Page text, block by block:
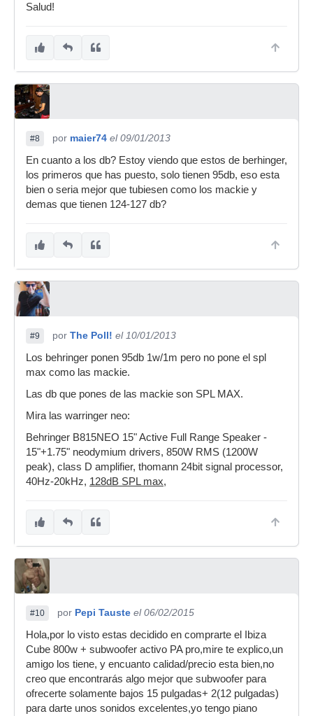
Salud!
#8 por maier74 el 09/01/2013
En cuanto a los db? Estoy viendo que estos de berhinger,
los primeros que has puesto, solo tienen 95db, eso esta
bien o seria mejor que tubiesen como los mackie y
demas que tienen 124-127 db?
#9 por The Poll! el 10/01/2013
Los behringer ponen 95db 1w/1m pero no pone el spl
max como las mackie.
Las db que pones de las mackie son SPL MAX.
Mira las warringer neo:
Behringer B815NEO 15" Active Full Range Speaker -
15"+1.75" neodymium drivers, 850W RMS (1200W
peak), class D amplifier, thomann 24bit signal processor,
40Hz-20kHz, 128dB SPL max,
#10 por Pepi Tauste el 06/02/2015
Hola,por lo visto estas decidido en comprarte el Ibiza
Cube 800w + subwoofer activo PA pro,mire te explico,un
amigo los tiene, y encuanto calidad/precio esta bien,no
creo que encontrarás algo mejor que subwoofer para
ofrecerte solamente bajos 15 pulgadas+ 2(12 pulgadas)
para darte unos sonidos excelentes,yo tengo piano